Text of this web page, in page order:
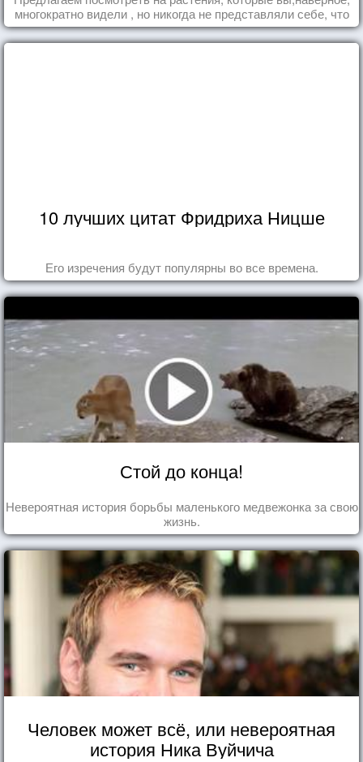
многократно видели , но никогда не представляли себе, что
употребляете их в пищу.
10 лучших цитат Фридриха Ницше
Его изречения будут популярны во все времена.
Стой до конца!
Невероятная история борьбы маленького медвежонка за свою
жизнь.
Человек может всё, или невероятная
история Ника Вуйчича